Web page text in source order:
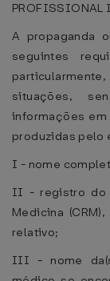
PROFISSIONAL
A propaganda
seguintes
situações,
informações
produzidas pelo
I - nome
II - registro do
Medicina
relativo;
III - nome